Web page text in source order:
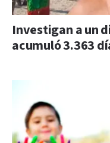
Investigan a un
acumuló 3.363